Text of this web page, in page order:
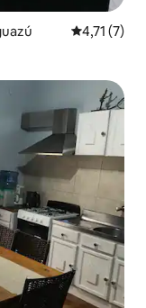
Évaluation
4,71 (7)